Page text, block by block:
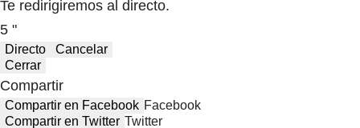
Te redirigiremos al directo.
5 "
Directo
Cancelar
Cerrar
Compartir
Compartir en Facebook Facebook
Compartir en Twitter Twitter